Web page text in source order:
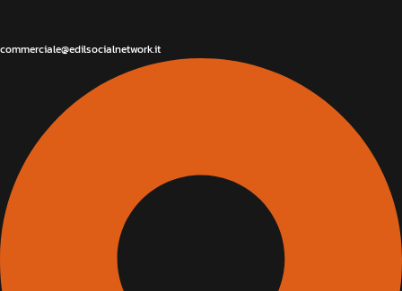
commerciale@edilsocialnetwork.it